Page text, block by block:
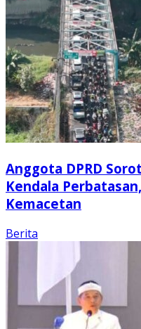
Anggota DPRD
Kendala
Kemacetan
Berita